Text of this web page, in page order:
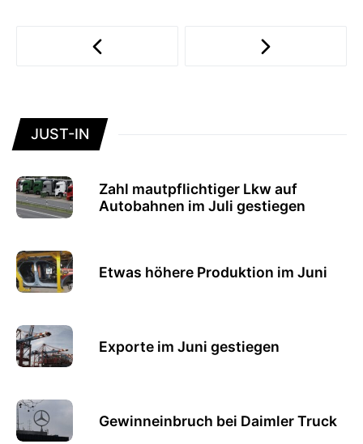
JUST-IN
Zahl mautpflichtiger Lkw auf
Autobahnen im Juli gestiegen
Etwas höhere Produktion im Juni
Exporte im Juni gestiegen
Gewinneinbruch bei Daimler Truck